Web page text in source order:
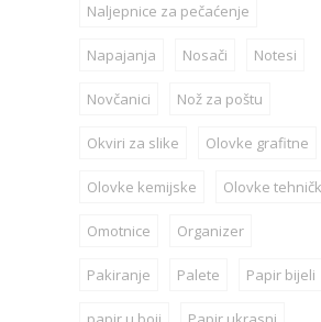
Naljepnice za pečaćenje
Napajanja Nosači Notesi
Novčanici Nož za poštu
Okviri za slike Olovke grafitne
Olovke kemijske Olovke
Omotnice Organizer
Pakiranje Palete Papir bijeli